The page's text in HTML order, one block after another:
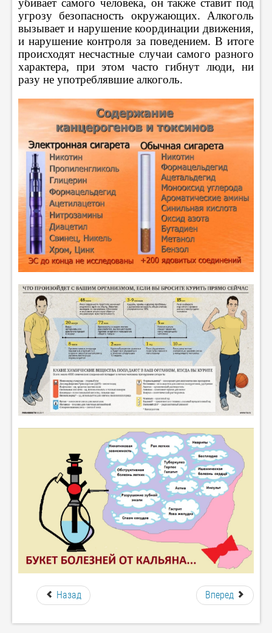
убивает самого человека, он также ставит под
угрозу безопасность окружающих. Алкоголь
вызывает и нарушение координации движения,
и нарушение контроля за поведением. В итоге
происходят несчастные случаи самого разного
характера, при этом часто гибнут люди, ни
разу не употреблявшие алкоголь.
Назад Вперед